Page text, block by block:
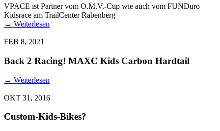
VPACE ist Partner vom O.M.V.-Cup wie auch vom FUNDuro
Kidsrace am TrailCenter Rabenberg
→ Weiterlesen
FEB 8, 2021
Back 2 Racing! MAXC Kids Carbon Hardtail
→ Weiterlesen
OKT 31, 2016
Custom-Kids-Bikes?